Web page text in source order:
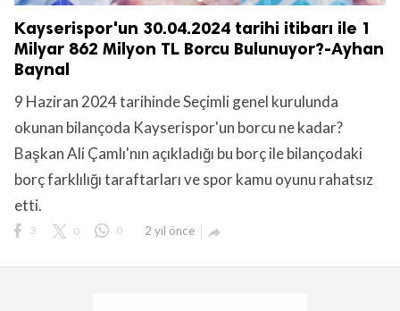
Kayserispor'un 30.04.2024 tarihi itibarı ile 1
Milyar 862 Milyon TL Borcu Bulunuyor?-Ayhan
Baynal
9 Haziran 2024 tarihinde Seçimli genel kurulunda
okunan bilançoda Kayserispor'un borcu ne kadar?
Başkan Ali Çamlı'nın açıkladığı bu borç ile bilançodaki
borç farklılığı taraftarları ve spor kamu oyunu rahatsız
etti.
3 0 0 2 yıl önce 